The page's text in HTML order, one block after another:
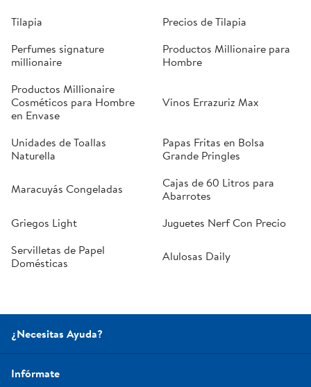
Tilapia
Precios de Tilapia
Perfumes signature
millionaire
Productos Millionaire para
Hombre
Productos Millionaire
Cosméticos para Hombre
en Envase
Vinos Errazuriz Max
Unidades de Toallas
Naturella
Papas Fritas en Bolsa
Grande Pringles
Maracuyás Congeladas
Cajas de 60 Litros para
Abarrotes
Griegos Light
Juguetes Nerf Con Precio
Servilletas de Papel
Domésticas
Alulosas Daily
¿Necesitas Ayuda?
Infórmate